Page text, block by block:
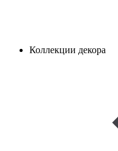
Коллекции декора